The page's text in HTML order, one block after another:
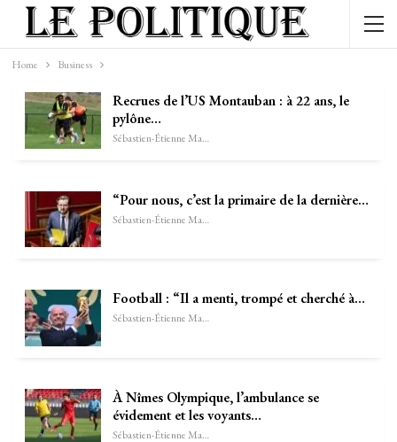
Home Business
Recrues de l’US Montauban : à 22 ans, le
pylône…
Sébastien-Étienne Marechal
“Pour nous, c’est la primaire de la dernière…
Sébastien-Étienne Marechal
Football : “Il a menti, trompé et cherché à…
Sébastien-Étienne Marechal
À Nîmes Olympique, l’ambulance se
évidement et les voyants…
Sébastien-Étienne Marechal